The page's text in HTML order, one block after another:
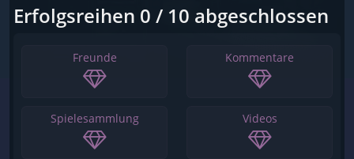
Erfolgsreihen 0 / 10 abgeschlossen
Freunde Kommentare
Spielesammlung Videos